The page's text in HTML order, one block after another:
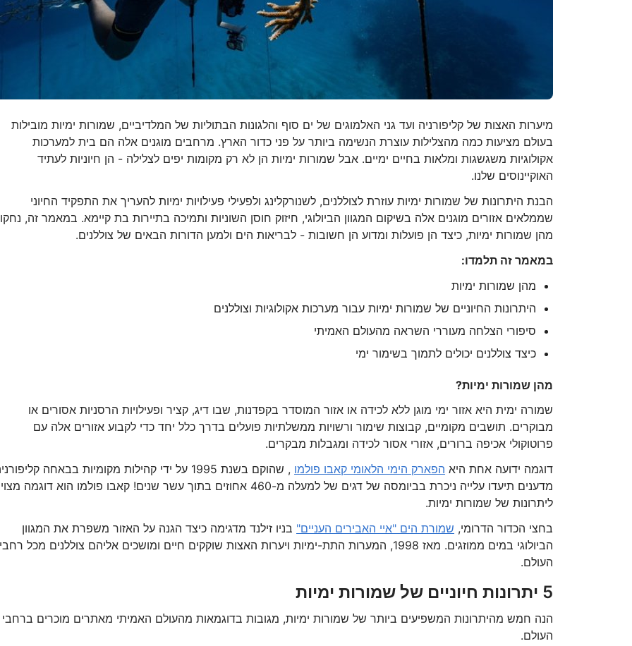
מיערות האצות של קליפורניה ועד גני האלמוגים של ים סוף והלגונות הבתוליות של המלדיביים, שמורות ימיות מובילות
בעולם מציעות כמה מהצלילות עוצרת הנשימה ביותר על פני כדור הארץ. מרחבים מוגנים אלה הם בית למערכות
אקולוגיות משגשגות ומלאות בחיים ימיים. אבל שמורות ימיות הן לא רק מקומות יפים לצלילה - הן חיוניות לעתיד
האוקיינוסים שלנו.
הבנת היתרונות של שמורות ימיות עוזרת לצוללנים, לשנורקלינג ולפעילי פעילויות ימיות להעריך את התפקיד החיוני
שממלאים אזורים מוגנים אלה בשיקום המגוון הביולוגי, חיזוק חוסן השוניות ותמיכה בתיירות בת קיימא. במאמר זה,
מהן שמורות ימיות, כיצד הן פועלות ומדוע הן חשובות - לבריאות הים ולמען הדורות הבאים של צוללנים.
במאמר זה תלמדו:
מהן שמורות ימיות
היתרונות החיוניים של שמורות ימיות עבור מערכות אקולוגיות וצוללנים
סיפורי הצלחה מעוררי השראה מהעולם האמיתי
כיצד צוללנים יכולים לתמוך בשימור ימי
מהן שמורות ימיות?
שמורה ימית היא אזור ימי מוגן ללא לכידה או אזור המוסדר בקפדנות, שבו דיג, קציר ופעילויות הרסניות אסורים או
מבוקרים. תושבים מקומיים, קבוצות שימור ורשויות ממשלתיות פועלים בדרך כלל יחד כדי לקבוע אזורים אלה עם
פרוטוקולי אכיפה ברורים, אזורי אסור לכידה ומגבלות מבקרים.
דוגמה ידועה אחת היא הפארק הימי הלאומי קאבו פולמו
, שהוקם בשנת 1995 על ידי קהילות מקומיות בבאחה
מדענים תיעדו עלייה ניכרת בביומסה של דגים של למעלה מ-460 אחוזים בתוך עשר שנים! קאבו פולמו הוא דוגמה
ליתרונות של שמורות ימיות.
בחצי הכדור הדרומי, שמורת הים "איי האבירים העניים" בניו זילנד מדגימה כיצד הגנה על האזור משפרת את המגוון
הביולוגי במים ממוזגים. מאז 1998, המערות התת-ימיות ויערות האצות שוקקים חיים ומושכים אליהם צוללנים מכל רחבי
העולם.
5 יתרונות חיוניים של שמורות ימיות
הנה חמש מהיתרונות המשפיעים ביותר של שמורות ימיות, מגובות בדוגמאות מהעולם האמיתי מאתרים מוכרים ברחבי
העולם.